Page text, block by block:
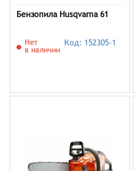
Бензопила Husqvarna 61
Нет
в наличии
Код: 152305-1